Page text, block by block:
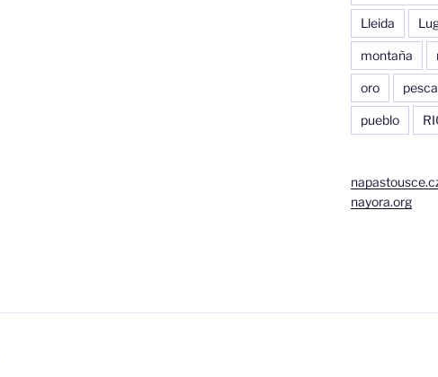
Lleida
montaña
oro pesca
pueblo
nayora.org